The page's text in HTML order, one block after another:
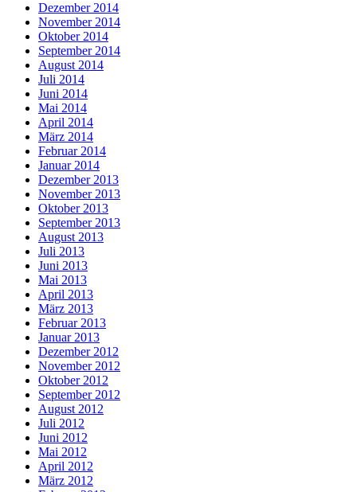
Dezember 2014
November 2014
Oktober 2014
September 2014
August 2014
Juli 2014
Juni 2014
Mai 2014
April 2014
März 2014
Februar 2014
Januar 2014
Dezember 2013
November 2013
Oktober 2013
September 2013
August 2013
Juli 2013
Juni 2013
Mai 2013
April 2013
März 2013
Februar 2013
Januar 2013
Dezember 2012
November 2012
Oktober 2012
September 2012
August 2012
Juli 2012
Juni 2012
Mai 2012
April 2012
März 2012